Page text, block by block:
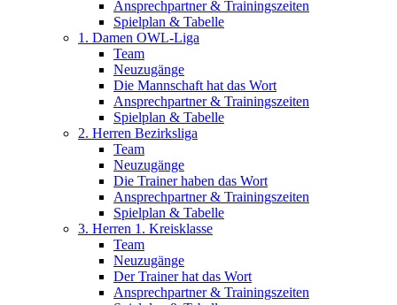
Ansprechpartner & Trainingszeiten
Spielplan & Tabelle
1. Damen OWL-Liga
Team
Neuzugänge
Die Mannschaft hat das Wort
Ansprechpartner & Trainingszeiten
Spielplan & Tabelle
2. Herren Bezirksliga
Team
Neuzugänge
Die Trainer haben das Wort
Ansprechpartner & Trainingszeiten
Spielplan & Tabelle
3. Herren 1. Kreisklasse
Team
Neuzugänge
Der Trainer hat das Wort
Ansprechpartner & Trainingszeiten